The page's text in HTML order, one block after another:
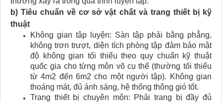
b) Tiêu chuẩn về cơ sở vật chất và trang thiết bị kỹ
thuật
Không gian tập luyện: Sàn tập phải bằng phẳng,
không trơn trượt, diện tích phòng tập đảm bảo mật
độ không gian tối thiểu theo quy chuẩn kỹ thuật
quốc gia cho từng môn võ cụ thể (thường tối thiểu
từ 4m2 đến 6m2 cho một người tập). Không gian
thoáng mát, đủ ánh sáng, hệ thống thông gió tốt.
Trang thiết bị chuyên môn: Phải trang bị đầy đủ